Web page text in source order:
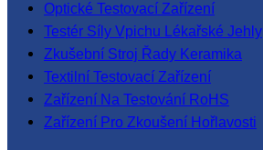
Optické Testovací Zařízení
Testér Síly Vpichu Lékařské Jehly
Zkušební Stroj Řady Keramika
Textilní Testovací Zařízení
Zařízení Na Testování RoHS
Zařízení Pro Zkoušení Hořlavosti